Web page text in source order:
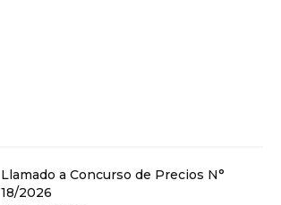
Llamado a Concurso de Precios N°
18/2026